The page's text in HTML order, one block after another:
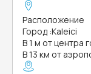
Расположение
Город :Kaleici
В 1 м от центра
В 13 км от